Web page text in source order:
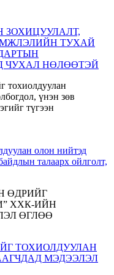
ЗОХИЦУУЛАЛТ,
ТУХАЙ
ЧУХАЛ НӨЛӨӨТЭЙ
олон нийтэд
талаарх ойлголт,
ТОХИОЛДУУЛАН
МЭДЭЭЛЭЛ